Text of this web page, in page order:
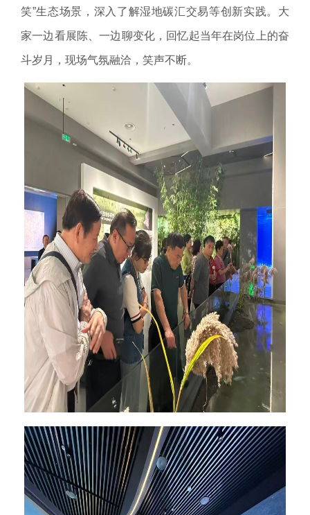
笑”生态场景，深入了解湿地碳汇交易等创新实践。大
家一边看展陈、一边聊变化，回忆起当年在岗位上的奋
斗岁月，现场气氛融洽，笑声不断。